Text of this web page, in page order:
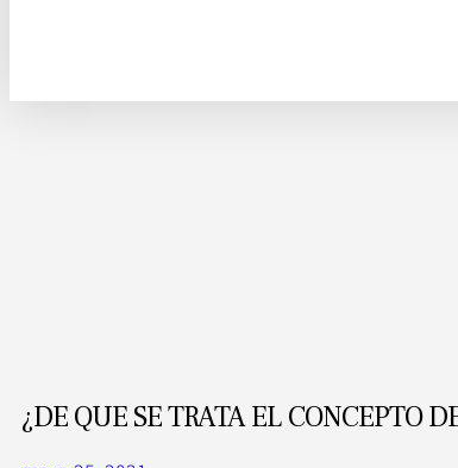
¿DE QUE SE TRATA EL CONCEPTO